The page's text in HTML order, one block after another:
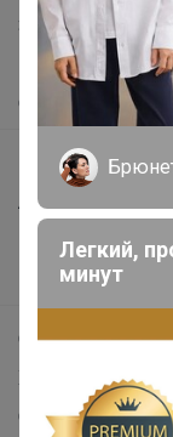
Защита
Помощь
О нас
Все
Анонсы
Новости
Поддержка
Самое выгодное
Хиты продаж
Самое желанное
Легкий,
минут